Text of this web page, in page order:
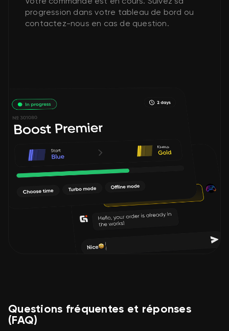
progression dans votre tableau de bord ou
contactez-nous en cas de question.
Questions fréquentes et réponses
(FAQ)